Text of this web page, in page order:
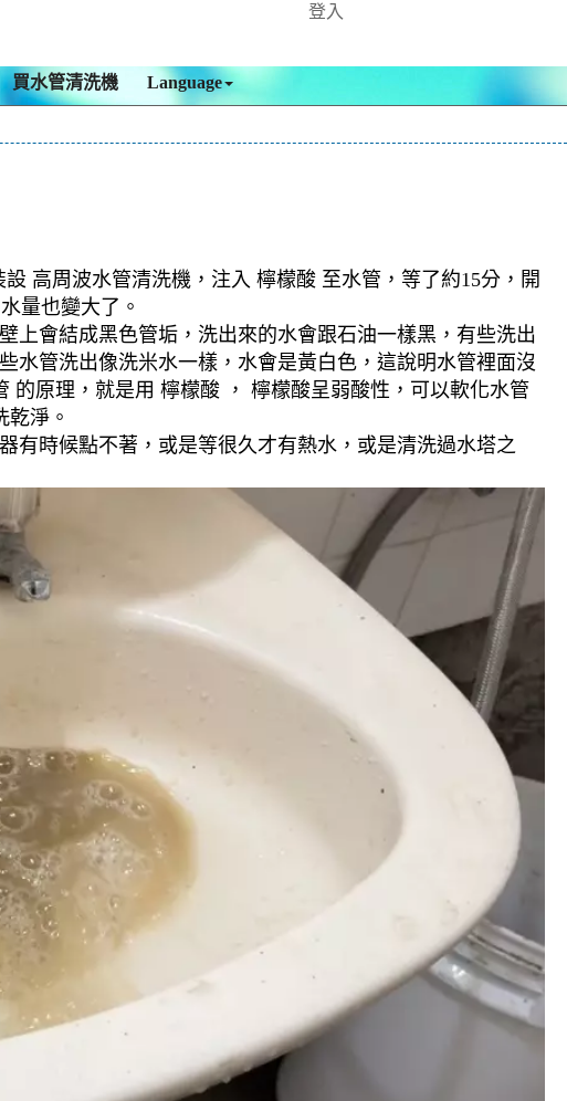
登入
買水管清洗機 Language
高周波水管清洗機，注入 檸檬酸 至水管，等了約15分，開
量也變大了。
上會結成黑色管垢，洗出來的水會跟石油一樣黑，有些洗出
水管洗出像洗米水一樣，水會是黃白色，這說明水管裡面沒
原理，就是用 檸檬酸 ， 檸檬酸呈弱酸性，可以軟化水管
淨。
有時候點不著，或是等很久才有熱水，或是清洗過水塔之